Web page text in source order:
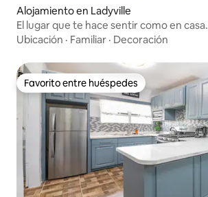
Alojamiento en Ladyville
El lugar que te hace sentir como en casa.
Ubicación · Familiar · Decoración
Favorito entre huéspedes
Favorito entre huéspedes